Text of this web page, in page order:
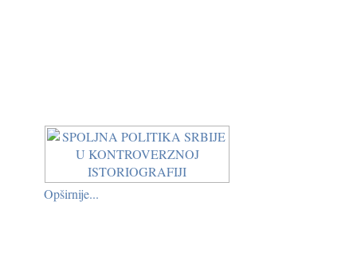
Opširnije...